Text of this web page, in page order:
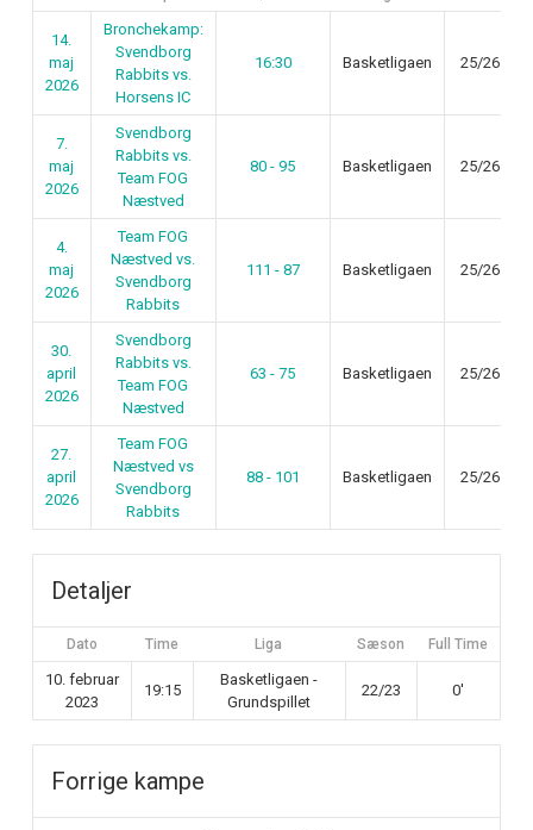
14.
maj
2026
Bronchekamp:
Svendborg
Rabbits vs.
Horsens IC
16:30 Basketligaen 25/26
7.
maj
2026
Svendborg
Rabbits vs.
Team FOG
Næstved
80 - 95 Basketligaen 25/26
4.
maj
2026
Team FOG
Næstved vs.
Svendborg
Rabbits
111 - 87 Basketligaen 25/26
30.
april
2026
Svendborg
Rabbits vs.
Team FOG
Næstved
63 - 75 Basketligaen 25/26
27.
april
2026
Team FOG
Næstved vs
Svendborg
Rabbits
88 - 101 Basketligaen 25/26
Detaljer
Dato Time Liga Sæson Full Time
10. februar
2023
19:15
Basketligaen -
Grundspillet
22/23 0'
Forrige kampe